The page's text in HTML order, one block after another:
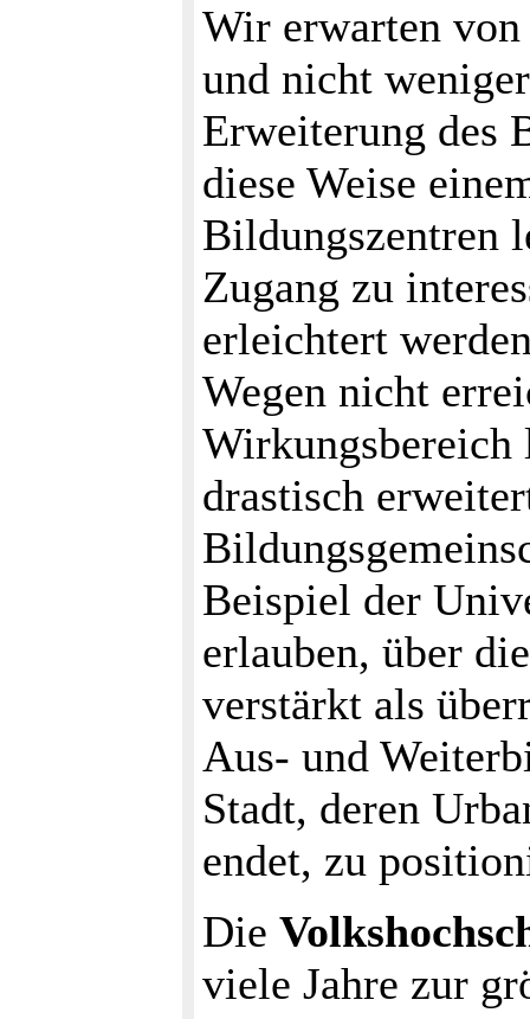
Wir erwarten
und nicht
Erweiterung des
diese Weise
Bildungszentren
Zugang zu
erleichtert
Wegen nicht
drastisch
Beispiel der
erlauben, über
verstärkt als
Aus- und
Stadt, deren
endet, zu
Die
viele Jahre zur